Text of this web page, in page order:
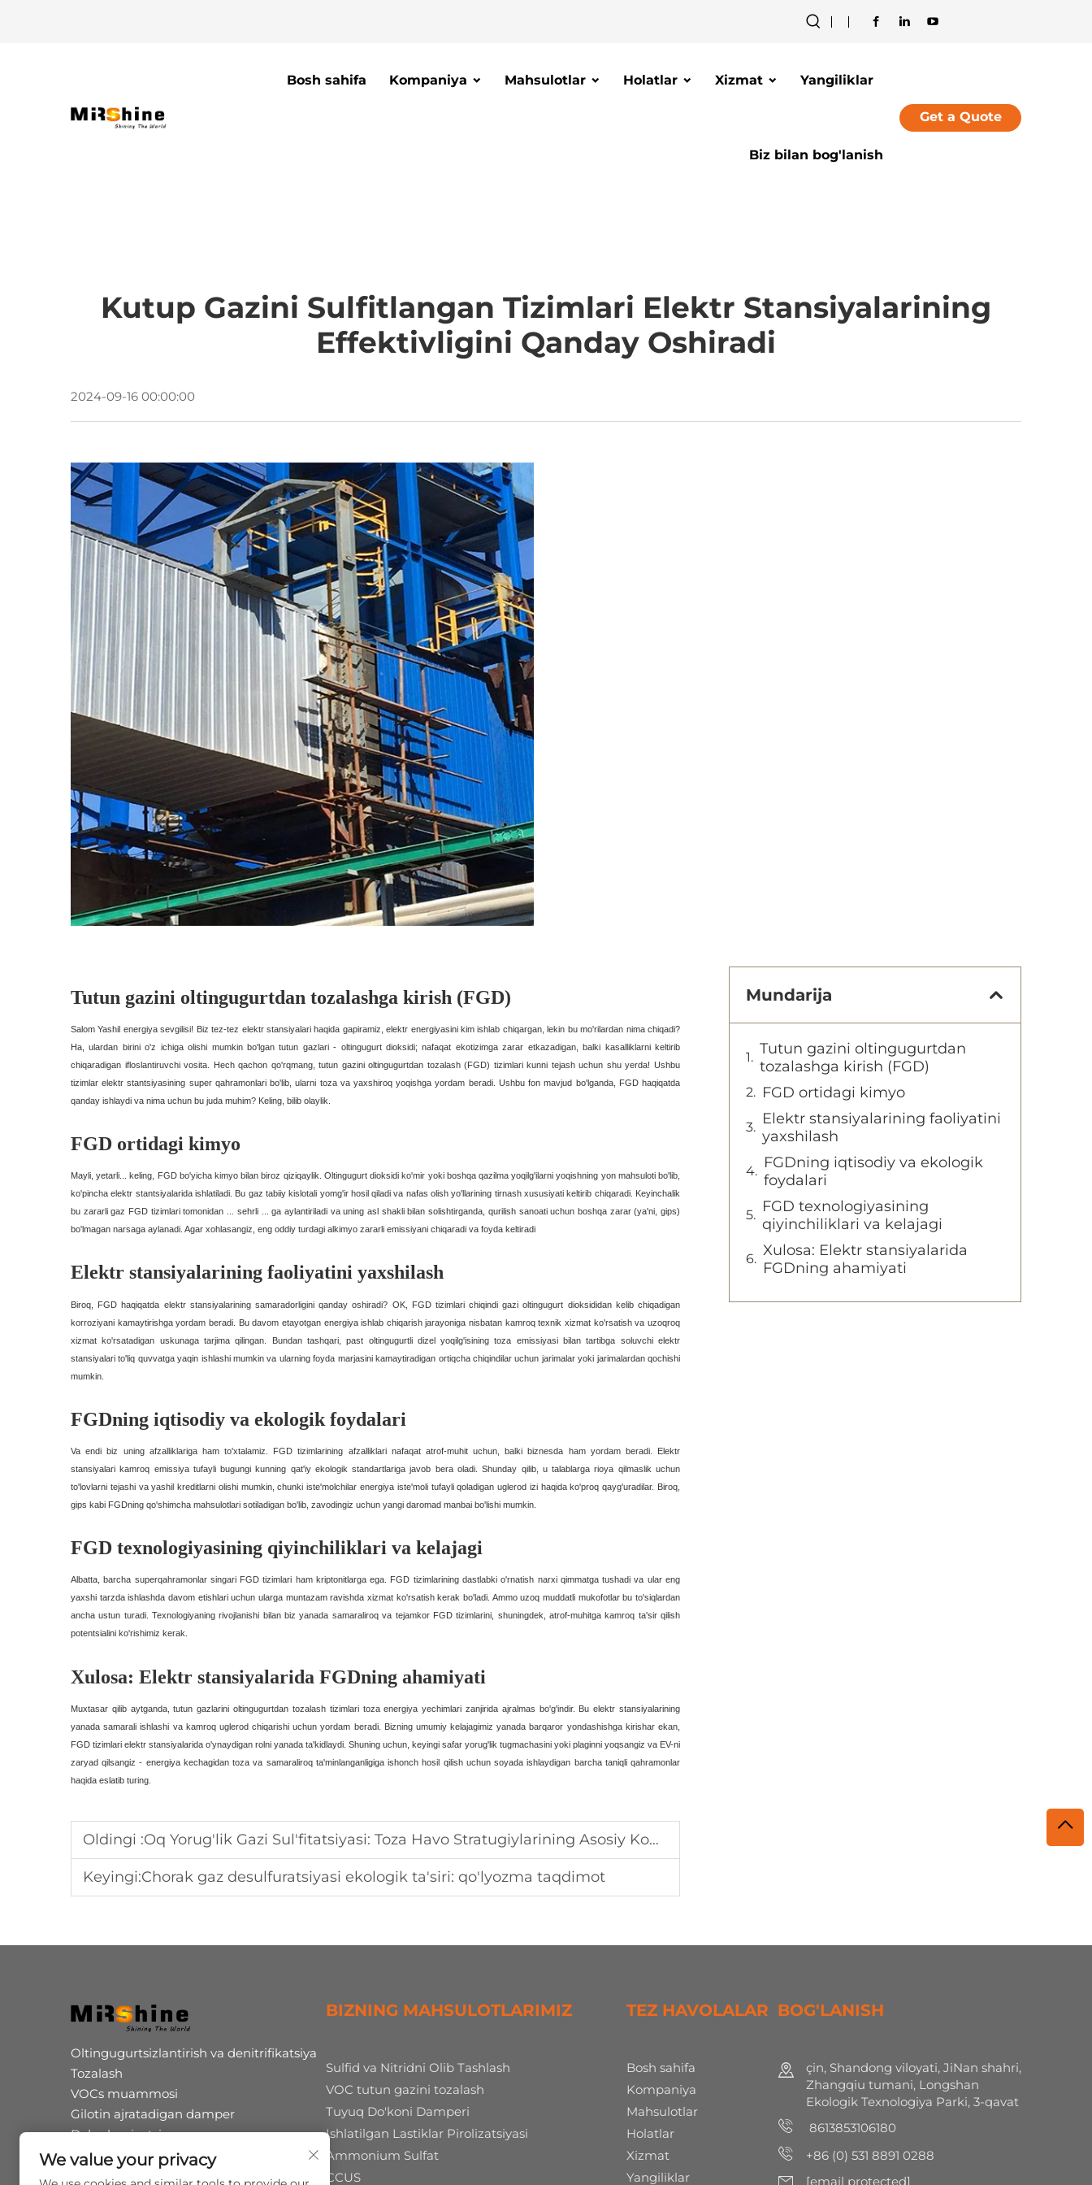
Bosh sahifa Kompaniya Mahsulotlar Holatlar Xizmat Yangiliklar
Biz bilan bog'lanish
Get a Quote
Kutup Gazini Sulfitlangan Tizimlari Elektr Stansiyalarining
Effektivligini Qanday Oshiradi
2024-09-16 00:00:00
Tutun gazini oltingugurtdan tozalashga kirish (FGD)
Salom Yashil energiya sevgilisi! Biz tez-tez elektr stansiyalari haqida gapiramiz, elektr energiyasini kim ishlab chiqargan, lekin bu mo'rilardan nima chiqadi?
Ha, ulardan birini o'z ichiga olishi mumkin bo'lgan tutun gazlari - oltingugurt dioksidi; nafaqat ekotizimga zarar etkazadigan, balki kasalliklarni keltirib
chiqaradigan ifloslantiruvchi vosita. Hech qachon qo'rqmang, tutun gazini oltingugurtdan tozalash (FGD) tizimlari kunni tejash uchun shu yerda! Ushbu
tizimlar elektr stantsiyasining super qahramonlari bo'lib, ularni toza va yaxshiroq yoqishga yordam beradi. Ushbu fon mavjud bo'lganda, FGD haqiqatda
qanday ishlaydi va nima uchun bu juda muhim? Keling, bilib olaylik.
FGD ortidagi kimyo
Mayli, yetarli... keling, FGD bo'yicha kimyo bilan biroz qiziqaylik. Oltingugurt dioksidi ko'mir yoki boshqa qazilma yoqilg'ilarni yoqishning yon mahsuloti bo'lib,
ko'pincha elektr stantsiyalarida ishlatiladi. Bu gaz tabiiy kislotali yomg'ir hosil qiladi va nafas olish yo'llarining tirnash xususiyati keltirib chiqaradi. Keyinchalik
bu zararli gaz FGD tizimlari tomonidan ... sehrli ... ga aylantiriladi va uning asl shakli bilan solishtirganda, qurilish sanoati uchun boshqa zarar (ya'ni, gips)
bo'lmagan narsaga aylanadi. Agar xohlasangiz, eng oddiy turdagi alkimyo zararli emissiyani chiqaradi va foyda keltiradi
Elektr stansiyalarining faoliyatini yaxshilash
Biroq, FGD haqiqatda elektr stansiyalarining samaradorligini qanday oshiradi? OK, FGD tizimlari chiqindi gazi oltingugurt dioksididan kelib chiqadigan
korroziyani kamaytirishga yordam beradi. Bu davom etayotgan energiya ishlab chiqarish jarayoniga nisbatan kamroq texnik xizmat ko'rsatish va uzoqroq
xizmat ko'rsatadigan uskunaga tarjima qilingan. Bundan tashqari, past oltingugurtli dizel yoqilg'isining toza emissiyasi bilan tartibga soluvchi elektr
stansiyalari to'liq quvvatga yaqin ishlashi mumkin va ularning foyda marjasini kamaytiradigan ortiqcha chiqindilar uchun jarimalar yoki jarimalardan qochishi
mumkin.
FGDning iqtisodiy va ekologik foydalari
Va endi biz uning afzalliklariga ham to'xtalamiz. FGD tizimlarining afzalliklari nafaqat atrof-muhit uchun, balki biznesda ham yordam beradi. Elektr
stansiyalari kamroq emissiya tufayli bugungi kunning qat'iy ekologik standartlariga javob bera oladi. Shunday qilib, u talablarga rioya qilmaslik uchun
to'lovlarni tejashi va yashil kreditlarni olishi mumkin, chunki iste'molchilar energiya iste'moli tufayli qoladigan uglerod izi haqida ko'proq qayg'uradilar. Biroq,
gips kabi FGDning qo'shimcha mahsulotlari sotiladigan bo'lib, zavodingiz uchun yangi daromad manbai bo'lishi mumkin.
FGD texnologiyasining qiyinchiliklari va kelajagi
Albatta, barcha superqahramonlar singari FGD tizimlari ham kriptonitlarga ega. FGD tizimlarining dastlabki o'rnatish narxi qimmatga tushadi va ular eng
yaxshi tarzda ishlashda davom etishlari uchun ularga muntazam ravishda xizmat ko'rsatish kerak bo'ladi. Ammo uzoq muddatli mukofotlar bu to'siqlardan
ancha ustun turadi. Texnologiyaning rivojlanishi bilan biz yanada samaraliroq va tejamkor FGD tizimlarini, shuningdek, atrof-muhitga kamroq ta'sir qilish
potentsialini ko'rishimiz kerak.
Xulosa: Elektr stansiyalarida FGDning ahamiyati
Muxtasar qilib aytganda, tutun gazlarini oltingugurtdan tozalash tizimlari toza energiya yechimlari zanjirida ajralmas bo'g'indir. Bu elektr stansiyalarining
yanada samarali ishlashi va kamroq uglerod chiqarishi uchun yordam beradi. Bizning umumiy kelajagimiz yanada barqaror yondashishga kirishar ekan,
FGD tizimlari elektr stansiyalarida o'ynaydigan rolni yanada ta'kidlaydi. Shuning uchun, keyingi safar yorug'lik tugmachasini yoki plaginni yoqsangiz va EV-ni
zaryad qilsangiz - energiya kechagidan toza va samaraliroq ta'minlanganligiga ishonch hosil qilish uchun soyada ishlaydigan barcha taniqli qahramonlar
haqida eslatib turing.
Oldingi :Oq Yorug'lik Gazi Sul'fitatsiyasi: Toza Havo Stratugiylarining Asosiy Komponenti
Keyingi:Chorak gaz desulfuratsiyasi ekologik ta'siri: qo'lyozma taqdimot
Mundarija
Tutun gazini oltingugurtdan
tozalashga kirish (FGD)
FGD ortidagi kimyo
Elektr stansiyalarining faoliyatini
yaxshilash
FGDning iqtisodiy va ekologik
foydalari
FGD texnologiyasining
qiyinchiliklari va kelajagi
Xulosa: Elektr stansiyalarida
FGDning ahamiyati
Oltingugurtsizlantirish va denitrifikatsiya
Tozalash
VOCs muammosi
Gilotin ajratadigan damper
Dekarbonizatsiya
Humus kislotasi ko'proq ishlab chiqarish
BIZNING MAHSULOTLARIMIZ
Sulfid va Nitridni Olib Tashlash
VOC tutun gazini tozalash
Tuyuq Do'koni Damperi
Ishlatilgan Lastiklar Pirolizatsiyasi
Ammonium Sulfat
CCUS
TEZ HAVOLALAR
Bosh sahifa
Kompaniya
Mahsulotlar
Holatlar
Xizmat
Yangiliklar
BOG'LANISH
çin, Shandong viloyati, JiNan shahri,
Zhangqiu tumani, Longshan
Ekologik Texnologiya Parki, 3-qavat
8613853106180
+86 (0) 531 8891 0288
[email protected]
We value your privacy